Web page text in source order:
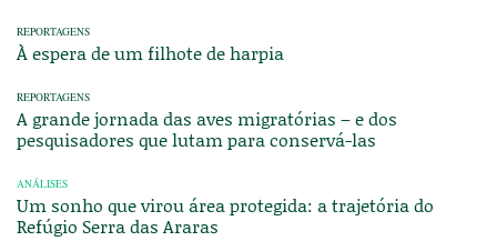
REPORTAGENS
À espera de um filhote de harpia
REPORTAGENS
A grande jornada das aves migratórias – e dos
pesquisadores que lutam para conservá-las
ANÁLISES
Um sonho que virou área protegida: a trajetória do
Refúgio Serra das Araras